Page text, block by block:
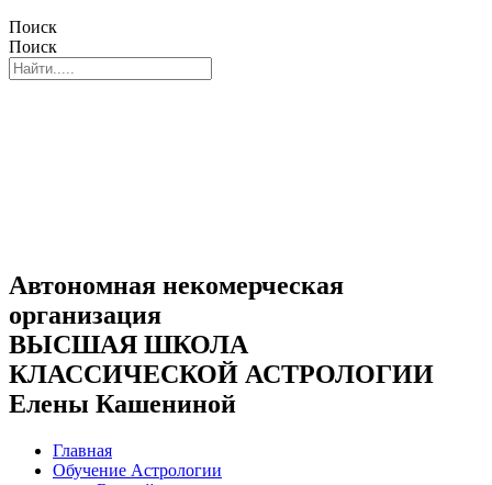
Поиск
Поиск
Автономная некомерческая
организация
ВЫСШАЯ ШКОЛА
КЛАССИЧЕСКОЙ АСТРОЛОГИИ
Елены Кашениной
Главная
Обучение Астрологии